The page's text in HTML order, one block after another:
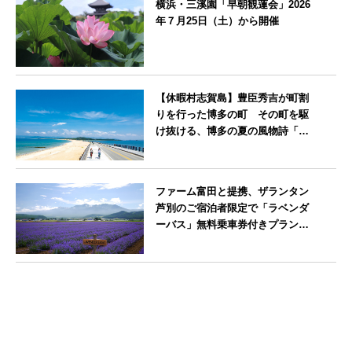
横浜・三溪園「早朝観蓮会」2026
年７月25日（土）から開催
【休暇村志賀島】豊臣秀吉が町割
りを行った博多の町 その町を駆
け抜ける、博多の夏の風物詩「博
ファーム富田と提携、ザランタン
芦別のご宿泊者限定で「ラベンダ
ーバス」無料乗車券付きプランを